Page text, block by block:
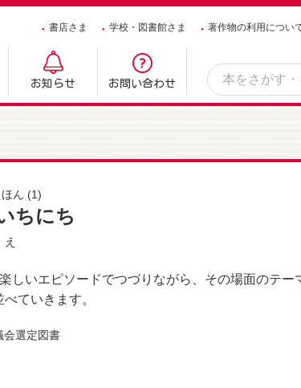
書店さま 学校・図書館さま 著作物の利用につい
お知らせ お問い合わせ
ん (1)
ちにち
え
しいエピソードでつづりながら、その場面のテー
ていきます。
会選定図書